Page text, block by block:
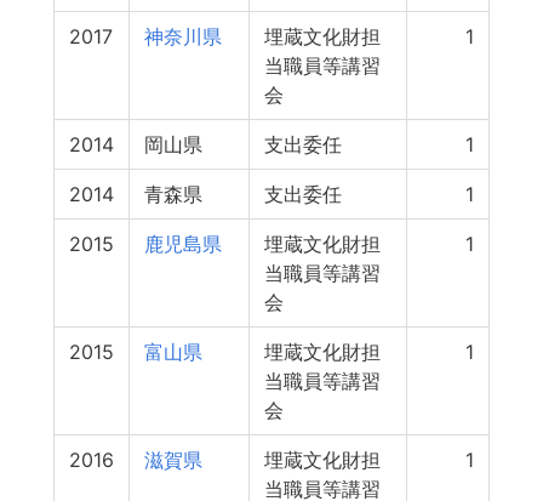
2017 神奈川県
埋蔵文化財担
当職員等講習
会
1
2014 岡山県 支出委任 1
2014 青森県 支出委任 1
2015 鹿児島県
埋蔵文化財担
当職員等講習
会
1
2015 富山県
埋蔵文化財担
当職員等講習
会
1
2016 滋賀県
埋蔵文化財担
当職員等講習
1